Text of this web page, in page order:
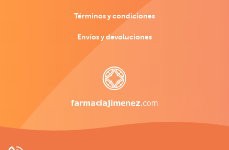
Términos y condiciones
Envíos y devoluciones